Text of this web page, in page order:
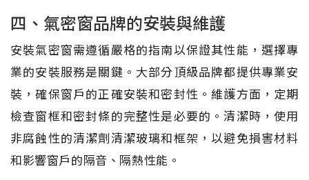
四、氣密窗品牌的安裝與維護
安裝氣密窗需遵循嚴格的指南以保證其性能，選擇專
業的安裝服務是關鍵。大部分頂級品牌都提供專業安
裝，確保窗戶的正確安裝和密封性。維護方面，定期
檢查窗框和密封條的完整性是必要的。清潔時，使用
非腐蝕性的清潔劑清潔玻璃和框架，以避免損害材料
和影響窗戶的隔音、隔熱性能。